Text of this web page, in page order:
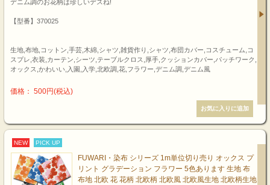
デニム調のお花柄は珍しいデスね!
【型番】370025
生地,布地,コットン,手芸,木綿,シャツ,雑貨作り,シャツ,布団カバー,コスチューム,コ
スプレ,衣装,カーテン,シーツ,テーブルクロス,厚手,クッションカバー,パッチワーク,
オックス,かわいい,入園,入学,北欧調,花,フラワー,デニム調,デニム風
価格： 500円(税込)
NEW PICK UP
FUWARI・染布 シリーズ 1m単位切り売り オックス プ
リント グラデーション フラワー 5色あります 生地 布
布地 北欧 花 花柄 北欧柄 北欧風 北欧風生地 北欧柄生地